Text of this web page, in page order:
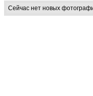
Сейчас нет новых